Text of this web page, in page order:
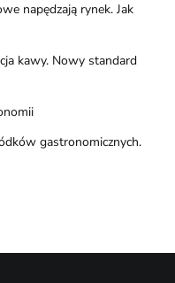
napędzają rynek. Jak
kawy. Nowy standard
gastronomicznych.